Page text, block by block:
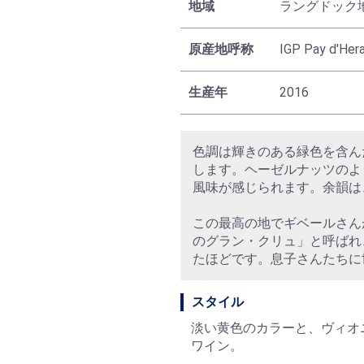
地域 ラングドック
原産地呼称 IGP Pay
生産年 2016
色調は輝きのある緑色を含
します。ヘーゼルナッツの
風味が感じられます。余韻
この最高の地でギベールさ
のグラン・クリュ」と呼ば
たほどです。息子さんたち
スタイル
淡い黄色のカラーと、ヴィ
ワイン。